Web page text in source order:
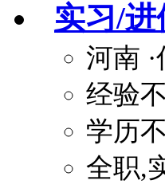
实习/进
河南
经验
学历
全职,